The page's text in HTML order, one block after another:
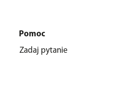
Pomoc
Zadaj pytanie